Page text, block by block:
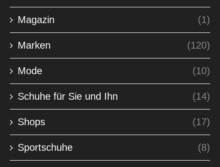
Magazin (1)
Marken (120)
Mode (10)
Schuhe für Sie und Ihn (14)
Shops (17)
Sportschuhe (8)